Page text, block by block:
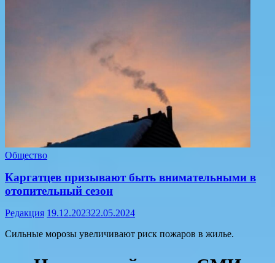
Общество
Каргатцев призывают быть внимательными в
отопительный сезон
Редакция 19.12.202322.05.2024
Сильные морозы увеличивают риск пожаров в жилье.